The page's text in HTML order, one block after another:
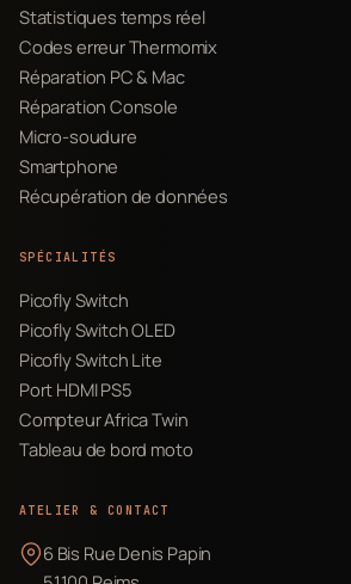
Statistiques temps réel
Codes erreur Thermomix
Réparation PC & Mac
Réparation Console
Micro-soudure
Smartphone
Récupération de données
SPÉCIALITÉS
Picofly Switch
Picofly Switch OLED
Picofly Switch Lite
Port HDMI PS5
Compteur Africa Twin
Tableau de bord moto
ATELIER & CONTACT
6 Bis Rue Denis Papin